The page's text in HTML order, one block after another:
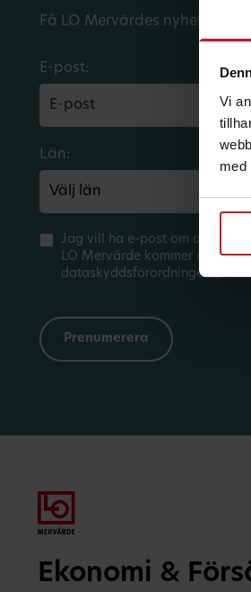
Vi
med
Få LO Mervärdes nyhetsbrev
E-post:
Län:
Jag vill ha e-post om aktuella
LO Mervärde kommer att
dataskyddsförordningen
Ekonomi &